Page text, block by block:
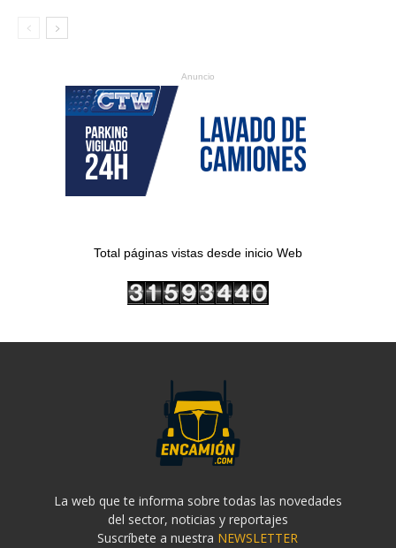
Anuncio
Total páginas vistas desde inicio Web
La web que te informa sobre todas las novedades
del sector, noticias y reportajes
Suscríbete a nuestra NEWSLETTER